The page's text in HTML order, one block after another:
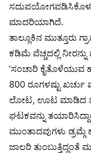
ಮಾದರಿಯಾಗಿದೆ.
ತಾಲ್ಲೂಕಿನ ಮುತ್ತೂರು
ಕಡಿಮೆ ವೆಚ್ಚದಲ್ಲಿ ನೀರನ್ನು
‘ಸಂಚಾರಿ ಕೈತೊಳೆಯುವ
800 ರೂಗಳಷ್ಟು ಖರ್ಚು
ಲೋಟ, ಊಟ ಮಾಡಿದ
ಘಟಕವನ್ನು
ಮುಂತಾದವುಗಳು
ಜಾಲರಿ